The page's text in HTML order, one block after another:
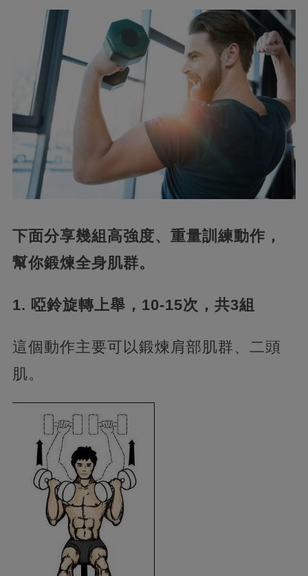
下面分享幾組高強度、重量訓練動作，
幫你鍛煉全身肌群。
1. 啞鈴旋轉上舉，10-15次，共3組
這個動作主要可以鍛煉肩部肌群、二頭
肌。